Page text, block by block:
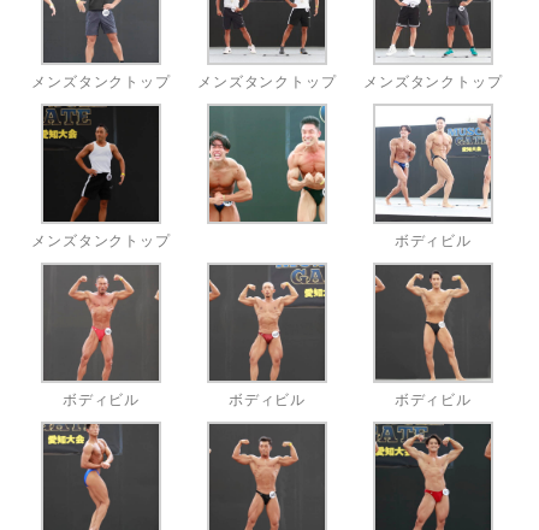
メンズタンクトップ メンズタンクトップ メンズタンクトップ
メンズタンクトップ ボディビル
ボディビル ボディビル ボディビル